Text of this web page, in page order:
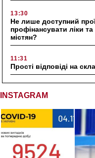
13:30
Не лише доступний
профінансувати ліки
містян?
11:31
Прості відповіді на
INSTAGRAM